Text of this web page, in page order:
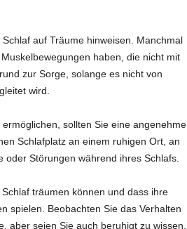
auf Träume hinweisen. Manchmal
haben, die nicht mit
zur Sorge, solange es nicht von
wird.
sollten Sie eine angenehme
Schlafplatz an einem ruhigen Ort, an
Störungen während ihres Schlafs.
träumen können und dass ihre
spielen. Beobachten Sie das Verhalten
aber seien Sie auch beruhigt zu wissen,